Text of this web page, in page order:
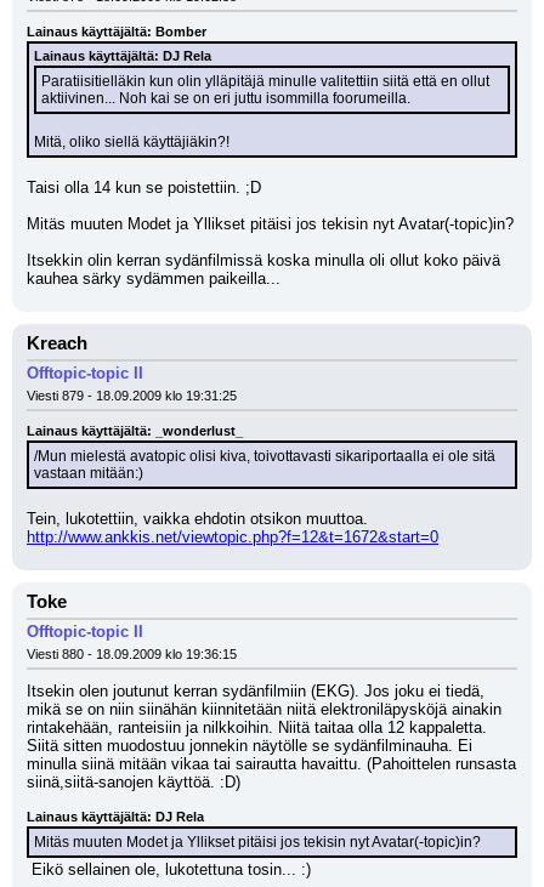
Lainaus käyttäjältä: Bomber
Lainaus käyttäjältä: DJ Rela
Paratiisitielläkin kun olin ylläpitäjä minulle valitettiin siitä että en ollut
aktiivinen... Noh kai se on eri juttu isommilla foorumeilla.
Mitä, oliko siellä käyttäjiäkin?!
Taisi olla 14 kun se poistettiin. ;D
Mitäs muuten Modet ja Yllikset pitäisi jos tekisin nyt Avatar(-topic)in?
Itsekkin olin kerran sydänfilmissä koska minulla oli ollut koko päivä
kauhea särky sydämmen paikeilla...
Kreach
Offtopic-topic II
Viesti 879 - 18.09.2009 klo 19:31:25
Lainaus käyttäjältä: _wonderlust_
/Mun mielestä avatopic olisi kiva, toivottavasti sikariportaalla ei ole sitä
vastaan mitään:)
http://www.ankkis.net/viewtopic.php?f=12&t=1672&start=0
Toke
Offtopic-topic II
Viesti 880 - 18.09.2009 klo 19:36:15
Itsekin olen joutunut kerran sydänfilmiin (EKG). Jos joku ei tiedä,
mikä se on niin siinähän kiinnitetään niitä elektroniläpysköjä ainakin
rintakehään, ranteisiin ja nilkkoihin. Niitä taitaa olla 12 kappaletta.
Siitä sitten muodostuu jonnekin näytölle se sydänfilminauha. Ei
minulla siinä mitään vikaa tai sairautta havaittu. (Pahoittelen runsasta
siinä,siitä-sanojen käyttöä. :D)
Lainaus käyttäjältä: DJ Rela
Mitäs muuten Modet ja Yllikset pitäisi jos tekisin nyt Avatar(-topic)in?
Eikö sellainen ole, lukotettuna tosin... :)